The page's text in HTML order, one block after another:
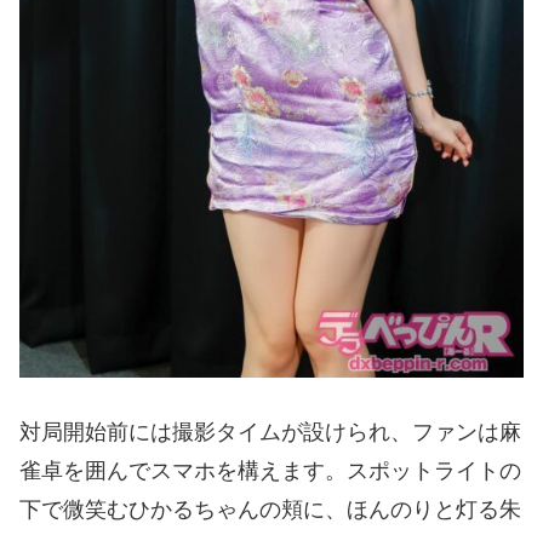
対局開始前には撮影タイムが設けられ、ファンは麻
雀卓を囲んでスマホを構えます。スポットライトの
下で微笑むひかるちゃんの頬に、ほんのりと灯る朱